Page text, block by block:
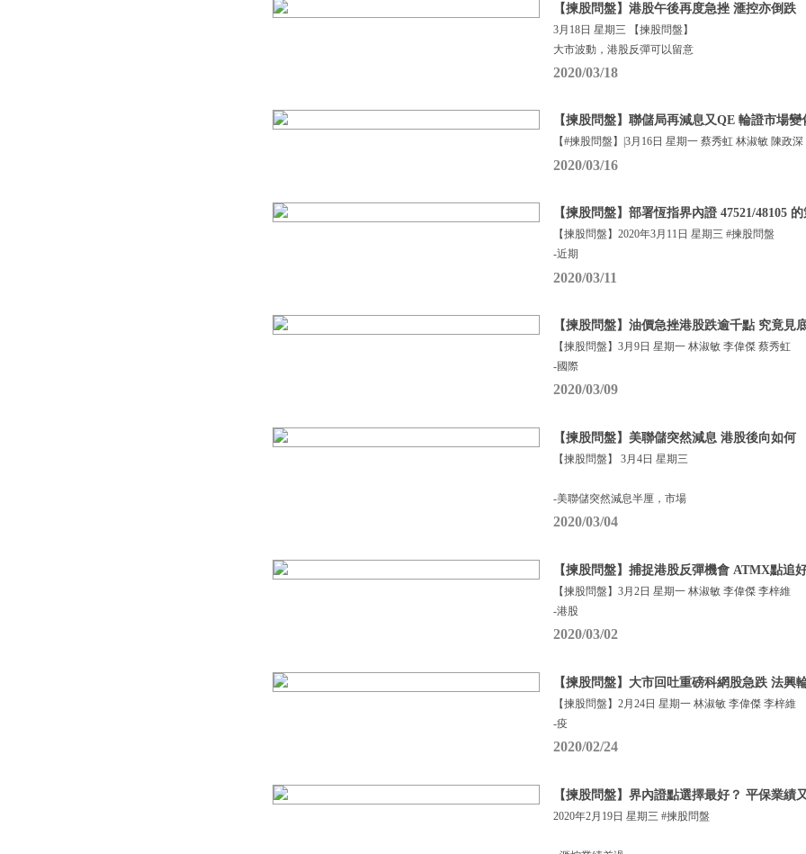
【揀股問盤】港股午後再度急挫 滙控亦倒跌
3月18日 星期三 【揀股問盤】
大市波動，港股反彈可以留意
2020/03/18
【揀股問盤】聯儲局再減息又QE 輪證市場變
【#揀股問盤】|3月16日 星期一 蔡秀虹 林淑敏 陳政深
2020/03/16
【揀股問盤】部署恆指界內證 47521/48105
【揀股問盤】2020年3月11日 星期三 #揀股問盤
-近期
2020/03/11
【揀股問盤】油價急挫港股跌逾千點 究竟見
【揀股問盤】3月9日 星期一 林淑敏 李偉傑 蔡秀虹
-國際
2020/03/09
【揀股問盤】美聯儲突然減息 港股後向如何
【揀股問盤】 3月4日 星期三
-美聯儲突然減息半厘，市場
2020/03/04
【揀股問盤】捕捉港股反彈機會 ATMX點追
【揀股問盤】3月2日 星期一 林淑敏 李偉傑 李梓維
-港股
2020/03/02
【揀股問盤】大市回吐重磅科網股急跌 法興
【揀股問盤】2月24日 星期一 林淑敏 李偉傑 李梓維
-疫
2020/02/24
【揀股問盤】界內證點選擇最好？ 平保業績
2020年2月19日 星期三 #揀股問盤